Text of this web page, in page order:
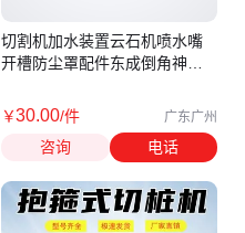
切割机加水装置云石机喷水嘴
开槽防尘罩配件东成倒角神器
￥30.00/件 广东广州
咨询 电话